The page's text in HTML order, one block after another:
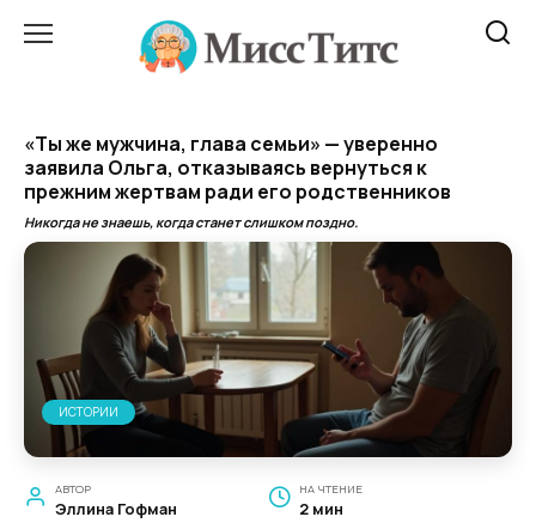
«Ты же мужчина, глава семьи» — уверенно
заявила Ольга, отказываясь вернуться к
прежним жертвам ради его родственников
Никогда не знаешь, когда станет слишком поздно.
ИСТОРИИ
АВТОР
Эллина Гофман
НА ЧТЕНИЕ
2 мин